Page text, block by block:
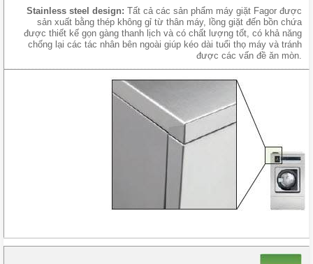
Stainless steel design: Tất cả các sản phẩm máy giặt Fagor được
sản xuất bằng thép không gỉ từ thân máy, lồng giặt đến bồn chứa
được thiết kế gọn gàng thanh lịch và có chất lượng tốt, có khả năng
chống lại các tác nhân bên ngoài giúp kéo dài tuổi thọ máy và tránh
được các vấn đề ăn mòn.